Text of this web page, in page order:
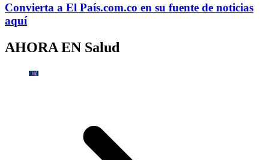
Convierta a El País.com.co en su fuente de noticias
aquí
AHORA EN Salud